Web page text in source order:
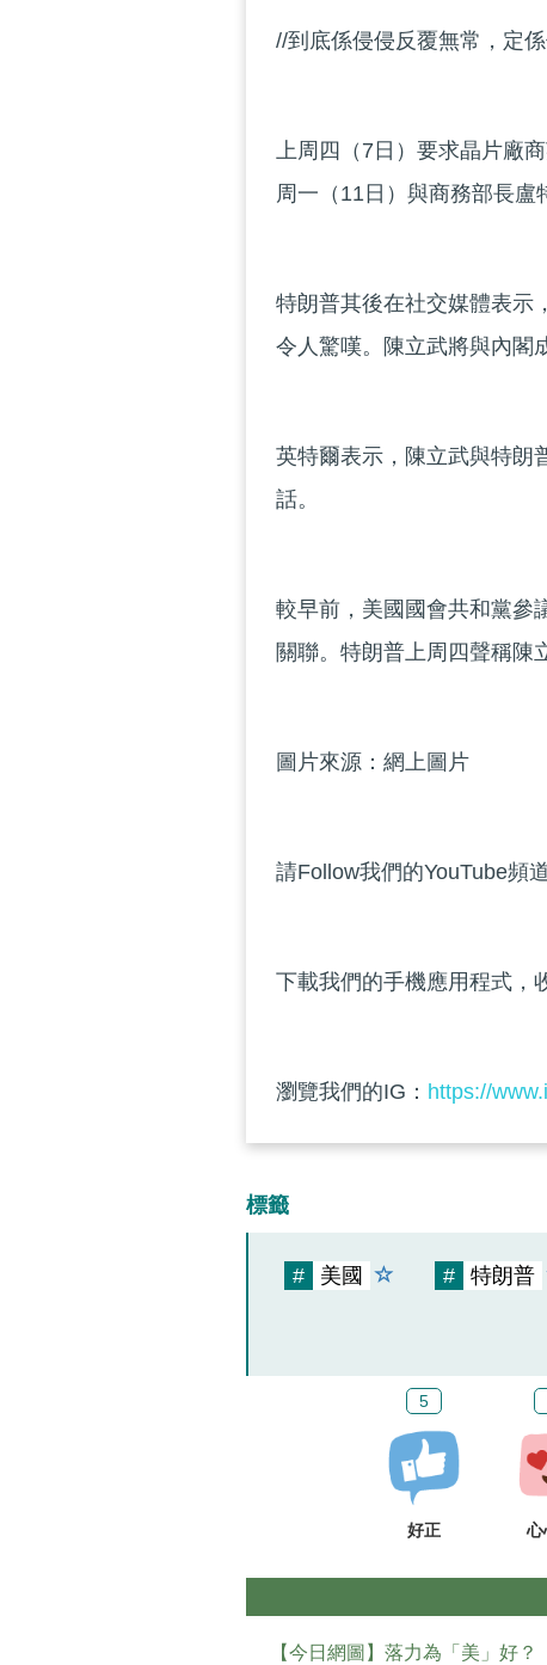
//到底係侵侵反覆無常，定
上周四（7日）要求晶片廠
周一（11日）與商務部長盧
特朗普其後在社交媒體表示
令人驚嘆。陳立武將與內閣
英特爾表示，陳立武與特朗
話。
較早前，美國國會共和黨參
關聯。特朗普上周四聲稱陳
圖片來源：網上圖片
請Follow我們的YouTube頻道
下載我們的手機應用程式，
瀏覽我們的IG： https://
標籤
# 美國 # 特朗普
5
好正 心
【今日網圖】落力為「美」好？